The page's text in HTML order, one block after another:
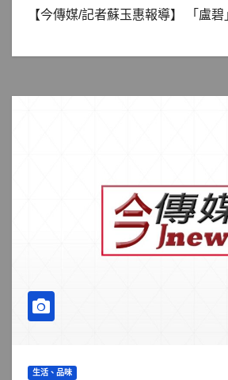
【今傳媒/記者蘇玉惠報導】 「盧碧
生活、品味